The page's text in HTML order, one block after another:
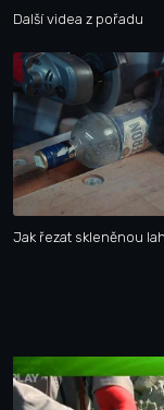
Další videa z pořadu
Jak řezat skleněnou